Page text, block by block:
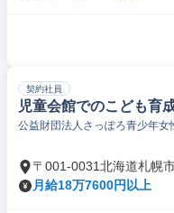
契約社員
児童会館でのこども育
公益財団法人さっぽろ青少年女
〒001-0031北海道札幌
月給18万7600円以上